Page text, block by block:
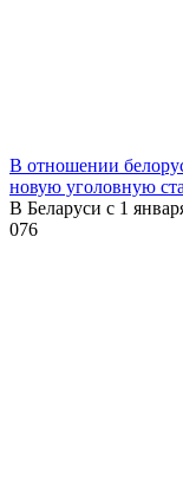
В отношении
новую уголовную
В Беларуси с 1
076